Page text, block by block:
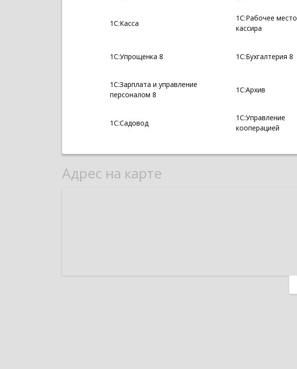
1С:Касса
1С:Рабочее место
кассира
1С:Упрощенка 8 1С:Бухгалтерия 8
1С:Зарплата и управление
персоналом 8
1С:Архив
1С:Садовод
1С:Управление
кооперацией
Адрес на карте